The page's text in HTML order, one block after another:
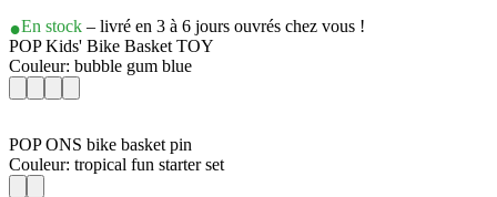
En stock – livré en 3 à 6 jours ouvrés chez vous !
POP Kids' Bike Basket TOY
Couleur: bubble gum blue
POP ONS bike basket pin
Couleur: tropical fun starter set